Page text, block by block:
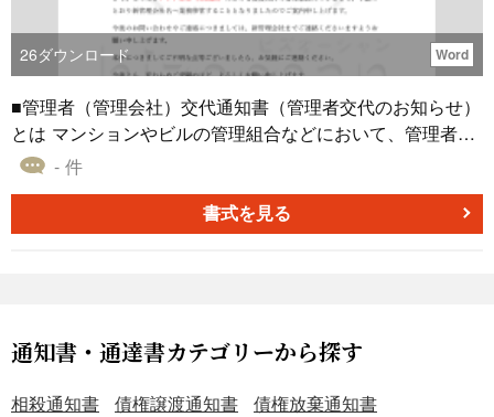
26ダウンロード Word
■管理者（管理会社）交代通知書（管理者交代のお知らせ）
とは マンションやビルの管理組合などにおいて、管理者や
管理会社が変更されたことを、関係者に正式に知らせるた
え、関係者間の混乱を防ぐ、重要な役割を持ちます。 ■利
用するシーン ・マンション管理組合で、新しい管理会社に
る必要がある場合に利用します。 ■利用する目的 ・管理者
や管理会社の変更を正式に知らせ、トラブル防止のために
利用します。 ・管理業務引継ぎの透明性を確保し、関係者
- 件
書式を見る
通知書・通達書カテゴリーから探す
相殺通知書 債権譲渡通知書 債権放棄通知書